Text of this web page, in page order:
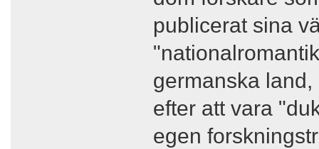
publicerat sina
germanska
efter att vara
egen